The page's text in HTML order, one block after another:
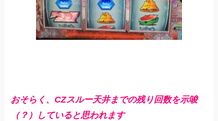
おそらく、CZスルー天井までの残り回数を示唆
（？）していると思われます